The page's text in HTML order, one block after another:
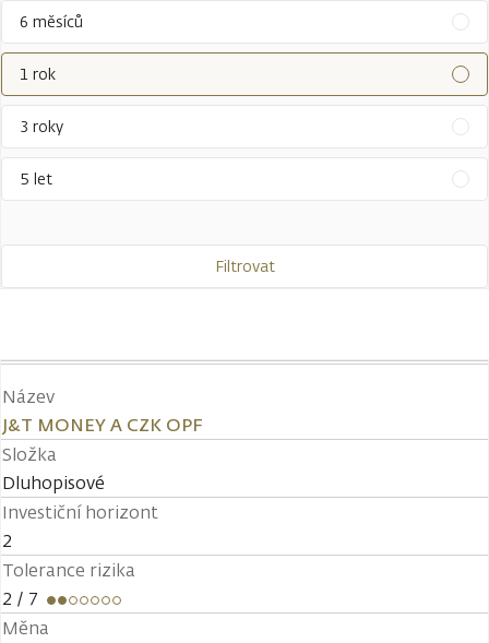
6 měsíců
1 rok
3 roky
5 let
Filtrovat
Název
J&T MONEY A CZK OPF
Složka
Dluhopisové
Investiční horizont
2
Tolerance rizika
2 / 7
Měna